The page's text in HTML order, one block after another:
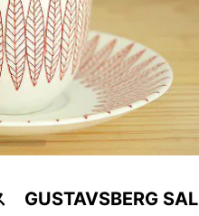
GUSTAVSBERG